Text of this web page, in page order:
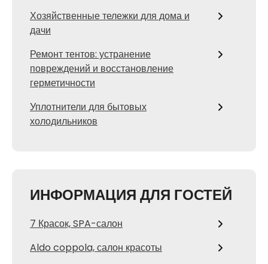
Хозяйственные тележки для дома и
дачи
Ремонт тентов: устранение
повреждений и восстановление
герметичности
Уплотнители для бытовых
холодильников
ИНФОРМАЦИЯ ДЛЯ ГОСТЕЙ
7 Красок, SPA-салон
Aldo coppola, салон красоты